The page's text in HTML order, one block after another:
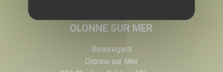
OLONNE SUR MER
Beauregard
Olonne sur Mer